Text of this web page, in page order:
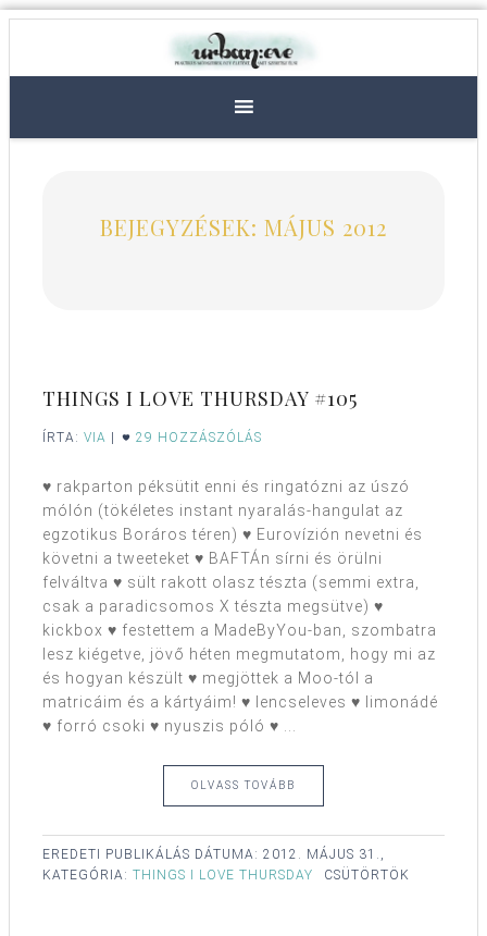
BEJEGYZÉSEK: MÁJUS 2012
THINGS I LOVE THURSDAY #105
ÍRTA: VIA 29 HOZZÁSZÓLÁS
♥ rakparton péksütit enni és ringatózni az úszó
mólón (tökéletes instant nyaralás-hangulat az
egzotikus Boráros téren) ♥ Eurovízión nevetni és
követni a tweeteket ♥ BAFTÁn sírni és örülni
felváltva ♥ sült rakott olasz tészta (semmi extra,
csak a paradicsomos X tészta megsütve) ♥
kickbox ♥ festettem a MadeByYou-ban, szombatra
lesz kiégetve, jövő héten megmutatom, hogy mi az
és hogyan készült ♥ megjöttek a Moo-tól a
matricáim és a kártyáim! ♥ lencseleves ♥ limonádé
♥ forró csoki ♥ nyuszis póló ♥ ...
OLVASS TOVÁBB
EREDETI PUBLIKÁLÁS DÁTUMA: 2012. MÁJUS 31.,
CSÜTÖRTÖK
KATEGÓRIA: THINGS I LOVE THURSDAY